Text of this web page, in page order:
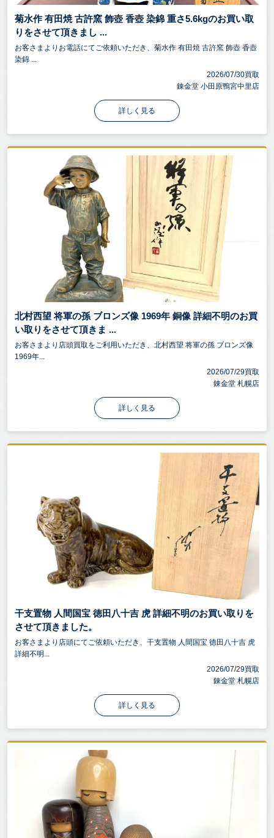
菊水作 有田焼 古許窯 飾壺 香壺 染錦 重さ5.6kgのお買い取
りをさせて頂きまし ...
お客さまよりお電話にてご依頼いただき、菊水作 有田焼 古許窯 飾壺 香壺
染錦 ...
2026/07/30買取
錬金堂 小田原鴨宮中里店
詳しく見る
北村西望 将軍の孫 ブロンズ像 1969年 銅像 詳細不明のお買
い取りをさせて頂きま ...
お客さまより店頭買取をご利用いただき、北村西望 将軍の孫 ブロンズ像
1969年...
2026/07/29買取
錬金堂 札幌店
詳しく見る
干支置物 人間国宝 徳田八十吉 虎 詳細不明のお買い取りを
させて頂きました。
お客さまより店頭にてご依頼いただき、干支置物 人間国宝 徳田八十吉 虎
詳細不明...
2026/07/29買取
錬金堂 札幌店
詳しく見る